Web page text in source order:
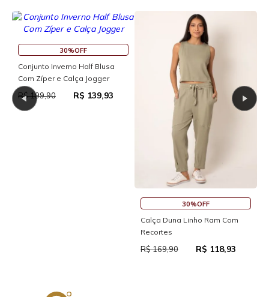
30%OFF
Calça De Linho com Forro
Amber
R$ 159,90 R$ 111,93